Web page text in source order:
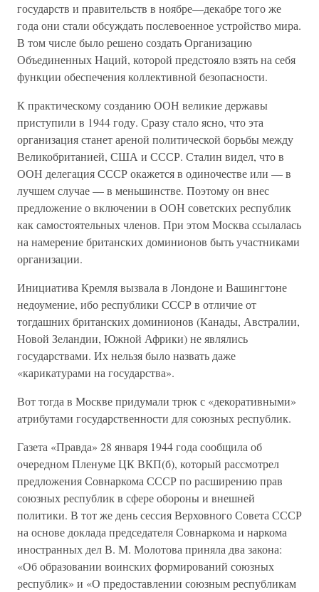
государств и правительств в ноябре—декабре того же
года они стали обсуждать послевоенное устройство мира.
В том числе было решено создать Организацию
Объединенных Наций, которой предстояло взять на себя
функции обеспечения коллективной безопасности.
К практическому созданию ООН великие державы
приступили в 1944 году. Сразу стало ясно, что эта
организация станет ареной политической борьбы между
Великобританией, США и СССР. Сталин видел, что в
ООН делегация СССР окажется в одиночестве или — в
лучшем случае — в меньшинстве. Поэтому он внес
предложение о включении в ООН советских республик
как самостоятельных членов. При этом Москва ссылалась
на намерение британских доминионов быть участниками
организации.
Инициатива Кремля вызвала в Лондоне и Вашингтоне
недоумение, ибо республики СССР в отличие от
тогдашних британских доминионов (Канады, Австралии,
Новой Зеландии, Южной Африки) не являлись
государствами. Их нельзя было назвать даже
«карикатурами на государства».
Вот тогда в Москве придумали трюк с «декоративными»
атрибутами государственности для союзных республик.
Газета «Правда» 28 января 1944 года сообщила об
очередном Пленуме ЦК ВКП(б), который рассмотрел
предложения Совнаркома СССР по расширению прав
союзных республик в сфере обороны и внешней
политики. В тот же день сессия Верховного Совета СССР
на основе доклада председателя Совнаркома и наркома
иностранных дел В. М. Молотова приняла два закона:
«Об образовании воинских формирований союзных
республик» и «О предоставлении союзным республикам